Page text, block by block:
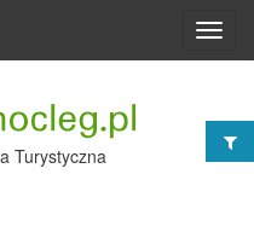
Turystyczna